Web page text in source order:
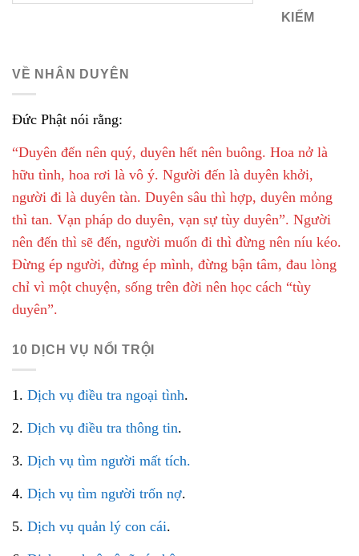
KIẾM
VỀ NHÂN DUYÊN
Đức Phật nói rằng:
“Duyên đến nên quý, duyên hết nên buông. Hoa nở là
hữu tình, hoa rơi là vô ý. Người đến là duyên khởi,
người đi là duyên tàn. Duyên sâu thì hợp, duyên mỏng
thì tan. Vạn pháp do duyên, vạn sự tùy duyên”. Người
nên đến thì sẽ đến, người muốn đi thì đừng nên níu kéo.
Đừng ép người, đừng ép mình, đừng bận tâm, đau lòng
chỉ vì một chuyện, sống trên đời nên học cách “tùy
duyên”.
10 DỊCH VỤ NỔI TRỘI
1. Dịch vụ điều tra ngoại tình.
2. Dịch vụ điều tra thông tin.
3. Dịch vụ tìm người mất tích.
4. Dịch vụ tìm người trốn nợ.
5. Dịch vụ quản lý con cái.